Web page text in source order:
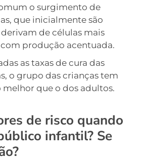
o surgimento de
que inicialmente são
de células mais
produção acentuada.
as taxas de cura das
o grupo das crianças tem
que o dos adultos.
de risco quando
infantil? Se